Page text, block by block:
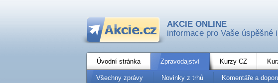
AKCIE ONLINE
informace pro Vaše úspěšné
Úvodní stránka Zpravodajství Kurzy CZ
Všechny zprávy Novinky z trhů Komentáře a